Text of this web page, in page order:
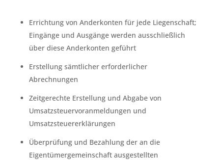
Errichtung von Anderkonten für jede Liegenschaft;
Eingänge und Ausgänge werden ausschließlich
über diese Anderkonten geführt
Erstellung sämtlicher erforderlicher
Abrechnungen
Zeitgerechte Erstellung und Abgabe von
Umsatzsteuervoranmeldungen und
Umsatzsteuererklärungen
Überprüfung und Bezahlung der an die
Eigentümergemeinschaft ausgestellten